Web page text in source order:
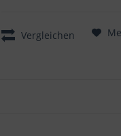
Vergleichen